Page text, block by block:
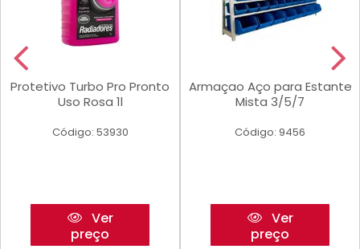
Protetivo Turbo Pro Pronto
Uso Rosa 1l
Código: 53930
Ver
preço
Armaçao Aço para Estante
Mista 3/5/7
Código: 9456
Ver
preço